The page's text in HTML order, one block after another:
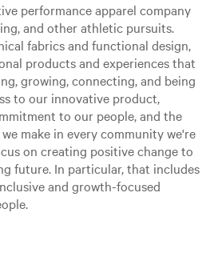
performance apparel company
and other athletic pursuits.
fabrics and functional design,
products and experiences that
growing, connecting, and being
to our innovative product,
to our people, and the
make in every community we're
on creating positive change to
future. In particular, that includes
and growth-focused